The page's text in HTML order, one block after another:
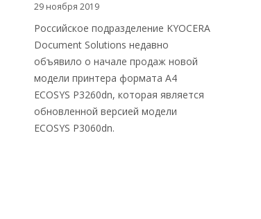
29 ноября 2019
Российское подразделение KYOCERA
Document Solutions недавно
объявило о начале продаж новой
модели принтера формата А4
ECOSYS P3260dn, которая является
обновленной версией модели
ECOSYS P3060dn.